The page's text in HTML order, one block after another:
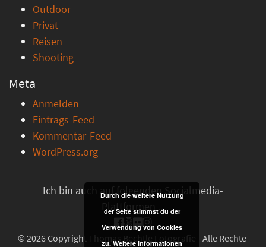
Outdoor
Privat
Reisen
Shooting
Meta
Anmelden
Eintrags-Feed
Kommentar-Feed
WordPress.org
Ich bin auch auf folgenden Socialmedia-
Plattformen ...
© 2026 Copyright Thomas Bechtle Fotografie - Alle Rechte
Durch die weitere Nutzung
der Seite stimmst du der
Verwendung von Cookies
zu.Weitere Informationen